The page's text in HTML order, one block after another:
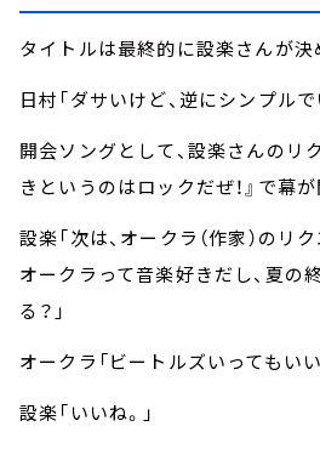
タイトルは最終的に設楽さんが決
日村「ダサいけど、逆にシンプルで
開会ソングとして、設楽さんのリ
きというのはロックだぜ！』で幕が
設楽「次は、オークラ（作家）のリ
オークラって音楽好きだし、夏の
る？」
オークラ「ビートルズいってもいい
設楽「いいね。」